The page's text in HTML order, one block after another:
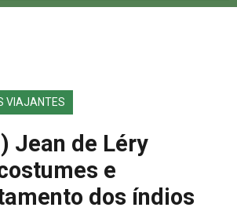
VIAJANTES
Jean de Léry
e
dos índios